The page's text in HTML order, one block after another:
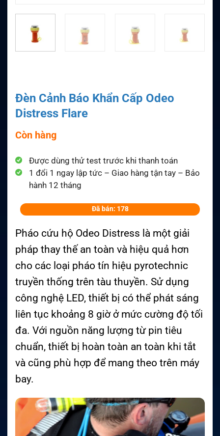
Đèn Cảnh Báo Khẩn Cấp Odeo
Distress Flare
Còn hàng
Được dùng thử test trước khi thanh toán
1 đổi 1 ngay lập tức – Giao hàng tận tay – Bảo
hành 12 tháng
Đã bán: 178
Pháo cứu hộ Odeo Distress là một giải
pháp thay thế an toàn và hiệu quả hơn
cho các loại pháo tín hiệu pyrotechnic
truyền thống trên tàu thuyền. Sử dụng
công nghệ LED, thiết bị có thể phát sáng
liên tục khoảng 8 giờ ở mức cường độ tối
đa. Với nguồn năng lượng từ pin tiêu
chuẩn, thiết bị hoàn toàn an toàn khi tắt
và cũng phù hợp để mang theo trên máy
bay.